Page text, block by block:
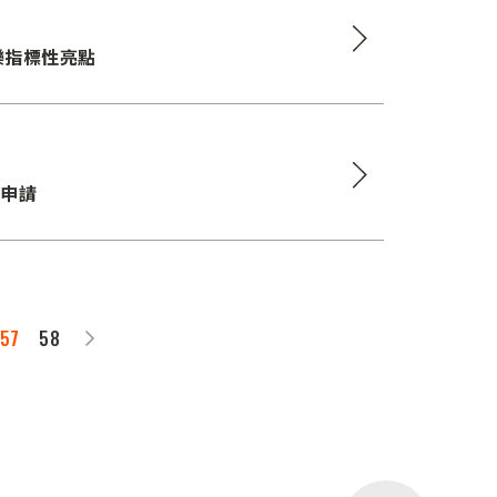
標性亮點
請
57 58